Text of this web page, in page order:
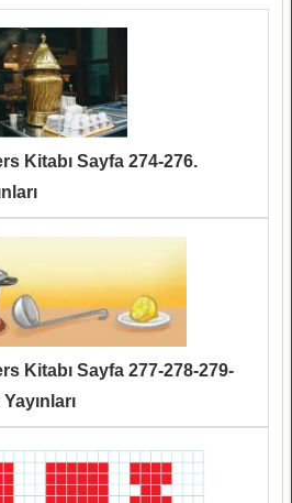
Kitabı Sayfa 274-276.
Kitabı Sayfa 277-278-279-